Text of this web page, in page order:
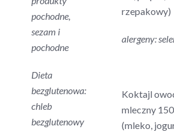
pochodne,
sezam i
pochodne
Dieta
bezglutenowa:
chleb
bezglutenowy
rzepakowy)
alergeny:
Koktajl
mleczny
(mleko,